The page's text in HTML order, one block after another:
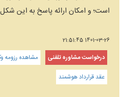
است؛ و امکان ارائه پاسخ به این
1401-03-26 21:51:45
درخواست مشاوره تلفنی
مشاهده رزومه
عقد قرارداد هوشمند